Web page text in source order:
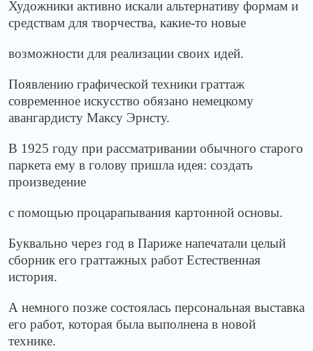
Художники активно искали альтернативу формам и
средствам для творчества, какие-то новые
возможности для реализации своих идей.
Появлению графической техники граттаж
современное искусство обязано немецкому
авангардисту Максу Эрнсту.
В 1925 году при рассматривании обычного старого
паркета ему в голову пришла идея: создать
произведение
с помощью процарапывания картонной основы.
Буквально через год в Париже напечатали целый
сборник его граттажных работ Естественная
история.
А немного позже состоялась персональная выставка
его работ, которая была выполнена в новой
технике.